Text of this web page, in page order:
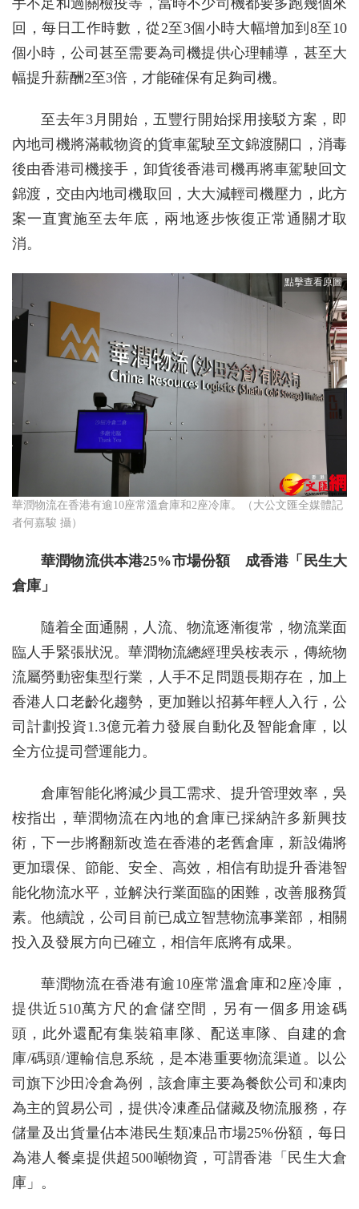
手不足和過關檢疫等，當時不少司機都要多跑幾個來
回，每日工作時數，從2至3個小時大幅增加到8至10
個小時，公司甚至需要為司機提供心理輔導，甚至大
幅提升薪酬2至3倍，才能確保有足夠司機。
至去年3月開始，五豐行開始採用接駁方案，即
內地司機將滿載物資的貨車駕駛至文錦渡關口，消毒
後由香港司機接手，卸貨後香港司機再將車駕駛回文
錦渡，交由內地司機取回，大大減輕司機壓力，此方
案一直實施至去年底，兩地逐步恢復正常通關才取
消。
華潤物流在香港有逾10座常溫倉庫和2座冷庫。（大公文匯全媒體記
者何嘉駿 攝）
華潤物流供本港25%市場份額 成香港「民生大
倉庫」
隨着全面通關，人流、物流逐漸復常，物流業面
臨人手緊張狀況。華潤物流總經理吳桉表示，傳統物
流屬勞動密集型行業，人手不足問題長期存在，加上
香港人口老齡化趨勢，更加難以招募年輕人入行，公
司計劃投資1.3億元着力發展自動化及智能倉庫，以
全方位提司營運能力。
倉庫智能化將減少員工需求、提升管理效率，吳
桉指出，華潤物流在內地的倉庫已採納許多新興技
術，下一步將翻新改造在香港的老舊倉庫，新設備將
更加環保、節能、安全、高效，相信有助提升香港智
能化物流水平，並解決行業面臨的困難，改善服務質
素。他續說，公司目前已成立智慧物流事業部，相關
投入及發展方向已確立，相信年底將有成果。
華潤物流在香港有逾10座常溫倉庫和2座冷庫，
提供近510萬方尺的倉儲空間，另有一個多用途碼
頭，此外還配有集裝箱車隊、配送車隊、自建的倉
庫/碼頭/運輸信息系統，是本港重要物流渠道。以公
司旗下沙田冷倉為例，該倉庫主要為餐飲公司和凍肉
為主的貿易公司，提供冷凍產品儲藏及物流服務，存
儲量及出貨量佔本港民生類凍品市場25%份額，每日
為港人餐桌提供超500噸物資，可謂香港「民生大倉
庫」。